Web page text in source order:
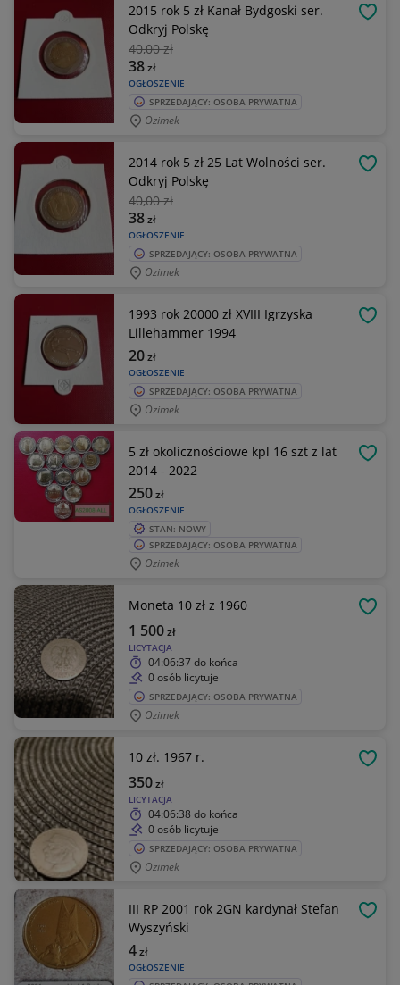
2015 rok 5 zł Kanał Bydgoski ser.
Odkryj Polskę
40,00 zł
OGŁOSZENIE
38zł
SPRZEDAJĄCY: OSOBA PRYWATNA
Ozimek
2014 rok 5 zł 25 Lat Wolności ser.
Odkryj Polskę
40,00 zł
OGŁOSZENIE
38zł
SPRZEDAJĄCY: OSOBA PRYWATNA
Ozimek
1993 rok 20000 zł XVIII Igrzyska
Lillehammer 1994
OGŁOSZENIE
20zł
SPRZEDAJĄCY: OSOBA PRYWATNA
Ozimek
5 zł okolicznościowe kpl 16 szt z lat
2014 - 2022
OGŁOSZENIE
250zł
STAN: NOWY
SPRZEDAJĄCY: OSOBA PRYWATNA
Ozimek
Moneta 10 zł z 1960
LICYTACJA
1 500zł
04:06:37do końca
0 osób licytuje
SPRZEDAJĄCY: OSOBA PRYWATNA
Ozimek
10 zł. 1967 r.
LICYTACJA
350zł
04:06:38 do końca
0 osób licytuje
SPRZEDAJĄCY: OSOBA PRYWATNA
Ozimek
III RP 2001 rok 2GN kardynał Stefan
Wyszyński
OGŁOSZENIE
4zł